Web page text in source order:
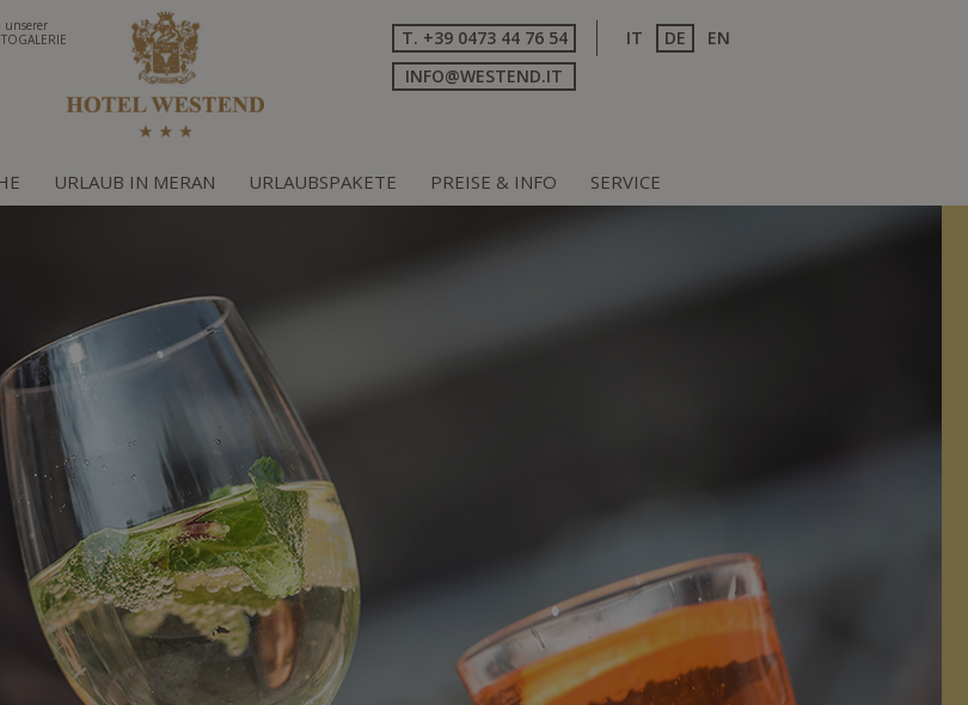
unserer
IT DE EN
T. +39 0473 44 76 54
INFO@WESTEND.IT
URLAUB IN MERAN URLAUBSPAKETE PREISE & INFO SERVICE